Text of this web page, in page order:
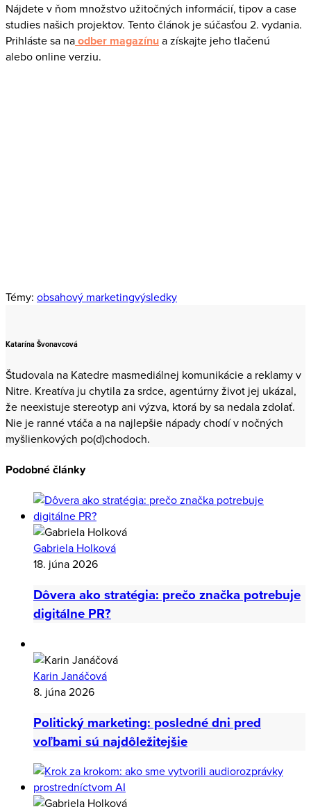
Nájdete v ňom množstvo užitočných informácií, tipov a case
studies našich projektov. Tento článok je súčasťou 2. vydania.
Prihláste sa naodber magazínua získajte jeho tlačenú
alebo online verziu.
Témy: obsahový marketingvýsledky
Katarína Švonavcová
Študovala na Katedre masmediálnej komunikácie a reklamy v
že neexistuje stereotyp ani výzva, ktorá by sa nedala zdolať.
Nie je ranné vtáča a na najlepšie nápady chodí v nočných
myšlienkových po(d)chodoch.
Podobné články
18. júna 2026
Dôvera ako stratégia: prečo značka potrebuje
Karin Janáčová
8. júna 2026